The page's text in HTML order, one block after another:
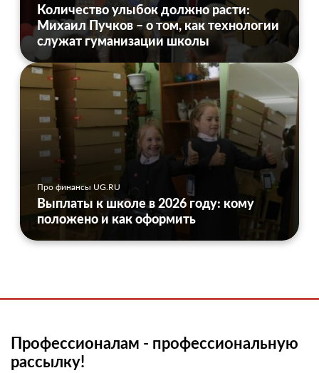
Количество улыбок должно расти:
Михаил Пучков – о том, как технологии
служат гуманизации школы
Про финансы UG.RU
Выплаты к школе в 2026 году: кому
положено и как оформить
Профессионалам - профессиональную
рассылку!